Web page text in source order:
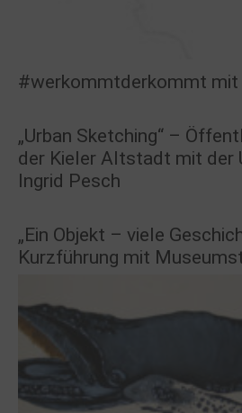
#werkommtderkommt mit
„Urban Sketching“ –
der Kieler Altstadt mit der
Ingrid Pesch
„Ein Objekt – viele
Kurzführung mit